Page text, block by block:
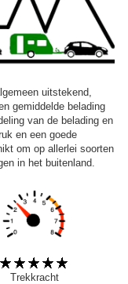
uitstekend,
gemiddelde belading
van de belading en
en een goede
om op allerlei soorten
in het buitenland.
Trekkracht